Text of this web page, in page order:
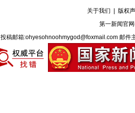
关于我们
版权
第一新闻官
投稿邮箱:ohyesohnoohmygod@foxmail.com 邮件